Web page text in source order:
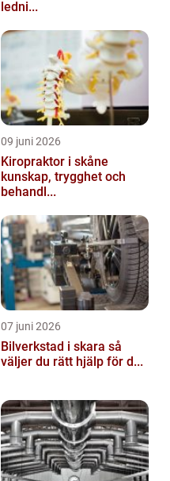
ledni...
09 juni 2026
Kiropraktor i skåne
kunskap, trygghet och
behandl...
07 juni 2026
Bilverkstad i skara så
väljer du rätt hjälp för d...